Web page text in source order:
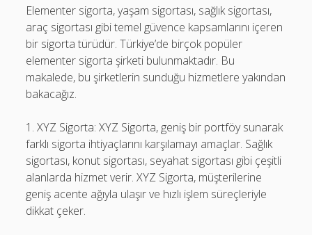
Elementer sigorta, yaşam sigortası, sağlık sigortası,
araç sigortası gibi temel güvence kapsamlarını içeren
bir sigorta türüdür. Türkiye’de birçok popüler
elementer sigorta şirketi bulunmaktadır. Bu
makalede, bu şirketlerin sunduğu hizmetlere yakından
bakacağız.
1. XYZ Sigorta: XYZ Sigorta, geniş bir portföy sunarak
farklı sigorta ihtiyaçlarını karşılamayı amaçlar. Sağlık
sigortası, konut sigortası, seyahat sigortası gibi çeşitli
alanlarda hizmet verir. XYZ Sigorta, müşterilerine
geniş acente ağıyla ulaşır ve hızlı işlem süreçleriyle
dikkat çeker.